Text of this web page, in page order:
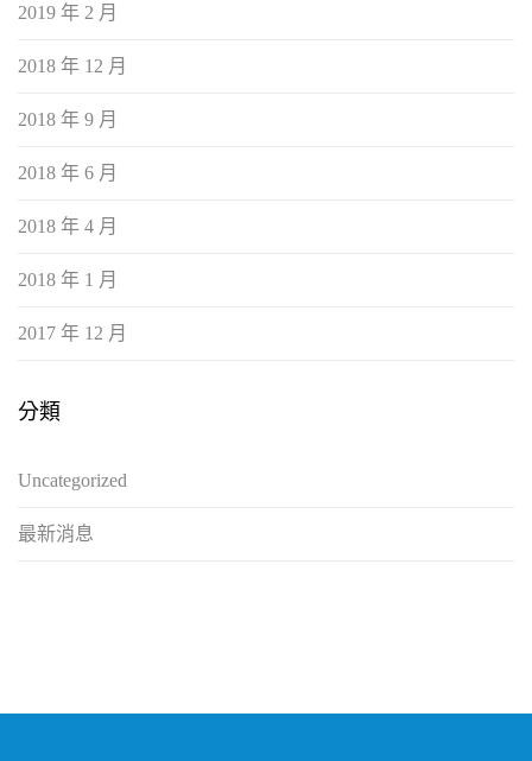
2019 年 2 月
2018 年 12 月
2018 年 9 月
2018 年 6 月
2018 年 4 月
2018 年 1 月
2017 年 12 月
分類
Uncategorized
最新消息